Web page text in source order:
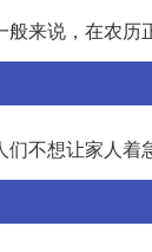
来说，在农历
不想让家人着